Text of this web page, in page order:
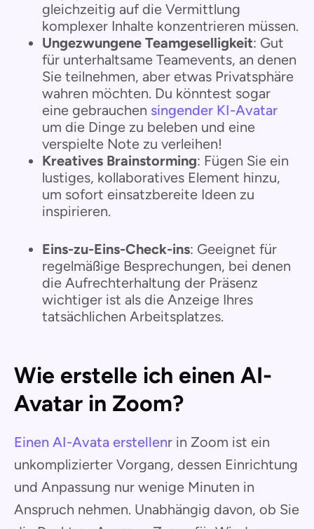
gleichzeitig auf die Vermittlung
komplexer Inhalte konzentrieren müssen.
Ungezwungene Teamgeselligkeit: Gut
für unterhaltsame Teamevents, an denen
Sie teilnehmen, aber etwas Privatsphäre
wahren möchten. Du könntest sogar
eine gebrauchen singender KI-Avatar
um die Dinge zu beleben und eine
verspielte Note zu verleihen!
Kreatives Brainstorming: Fügen Sie ein
lustiges, kollaboratives Element hinzu,
um sofort einsatzbereite Ideen zu
inspirieren.
Eins-zu-Eins-Check-ins: Geeignet für
regelmäßige Besprechungen, bei denen
die Aufrechterhaltung der Präsenz
wichtiger ist als die Anzeige Ihres
tatsächlichen Arbeitsplatzes.
Wie erstelle ich einen AI-
Avatar in Zoom?
Einen AI-Avata erstellenr in Zoom ist ein
unkomplizierter Vorgang, dessen Einrichtung
und Anpassung nur wenige Minuten in
Anspruch nehmen. Unabhängig davon, ob Sie